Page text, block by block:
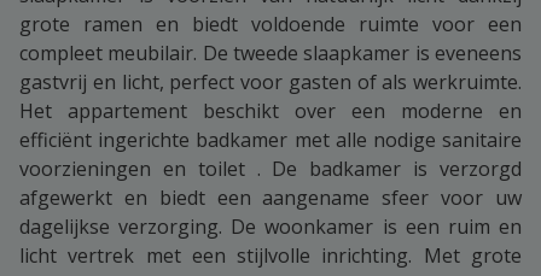
grote ramen en biedt voldoende ruimte voor een
compleet meubilair. De tweede slaapkamer is eveneens
gastvrij en licht, perfect voor gasten of als werkruimte.
Het appartement beschikt over een moderne en
efficiënt ingerichte badkamer met alle nodige sanitaire
voorzieningen en toilet . De badkamer is verzorgd
afgewerkt en biedt een aangename sfeer voor uw
dagelijkse verzorging. De woonkamer is een ruim en
licht vertrek met een stijlvolle inrichting. Met grote